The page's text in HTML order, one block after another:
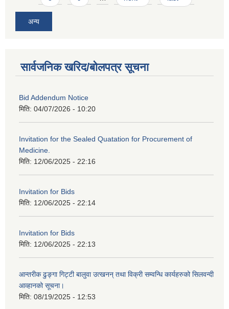
अन्य
सार्वजनिक खरिद/बोलपत्र सूचना
Bid Addendum Notice
मिति: 04/07/2026 - 10:20
Invitation for the Sealed Quatation for Procurement of
Medicine.
मिति: 12/06/2025 - 22:16
Invitation for Bids
मिति: 12/06/2025 - 22:14
Invitation for Bids
मिति: 12/06/2025 - 22:13
आन्तरीक ढुङ्गा गिट्टी बालुवा उत्खनन् तथा विक्री सम्वन्धि कार्यहरुको सिलवन्दी
आव्हानको सूचना।
मिति: 08/19/2025 - 12:53